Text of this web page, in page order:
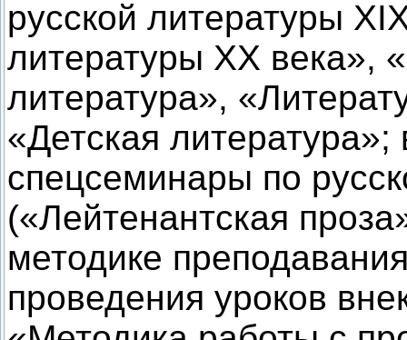
русской литературы
литературы XX века»,
литература»,
«Детская
спецсеминары по
(«Лейтенантская
методике
проведения уроков